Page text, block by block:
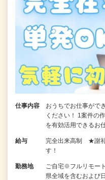
仕事内容
おうちでお仕事がで
ください！ 1案件の
を有効活用できるお
給与
完全出来高制 ★謝礼
す！
勤務地
ご自宅※フルリモー
県全域を含むおよび